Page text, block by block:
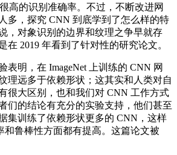
高的识别准确率。不过，不断改进网
多，探究 CNN 到底学到了怎么样的特
，对象识别的边界和纹理之争早就存
在 2019 年看到了针对性的研究论文。
明，在 ImageNet 上训练的 CNN 网
理远多于依赖形状；这其实和人类对自
很大区别，也和我们对 CNN 工作方式
们的结论有充分的实验支持，他们甚至
集训练了依赖形状更多的 CNN，这样
和鲁棒性方面都有提高。这篇论文被